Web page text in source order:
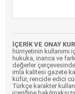
İÇERİK VE ONAY
hürriyetinin kullanımı
hukuka, inanca ve
değerler çerçevesinde
imla kalitesi gazete
küfür, rencide edici
Türkçe karakter